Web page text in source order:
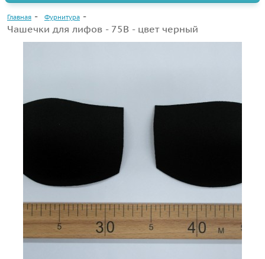
Главная Фурнитура
Чашечки для лифов - 75B - цвет черный